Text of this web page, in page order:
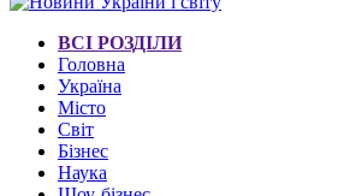
ВСІ РОЗДІЛИ
Головна
Україна
Місто
Світ
Бізнес
Наука